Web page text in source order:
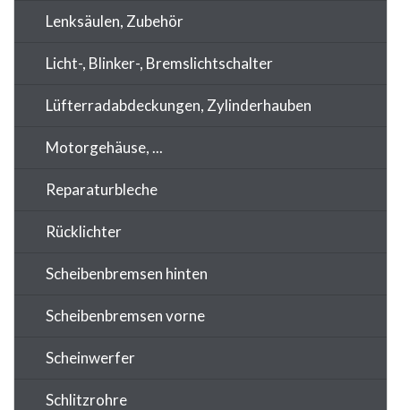
Lenksäulen, Zubehör
Licht-, Blinker-, Bremslichtschalter
Lüfterradabdeckungen, Zylinderhauben
Motorgehäuse, ...
Reparaturbleche
Rücklichter
Scheibenbremsen hinten
Scheibenbremsen vorne
Scheinwerfer
Schlitzrohre